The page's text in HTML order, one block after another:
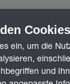
Cookies
ein, um die
und